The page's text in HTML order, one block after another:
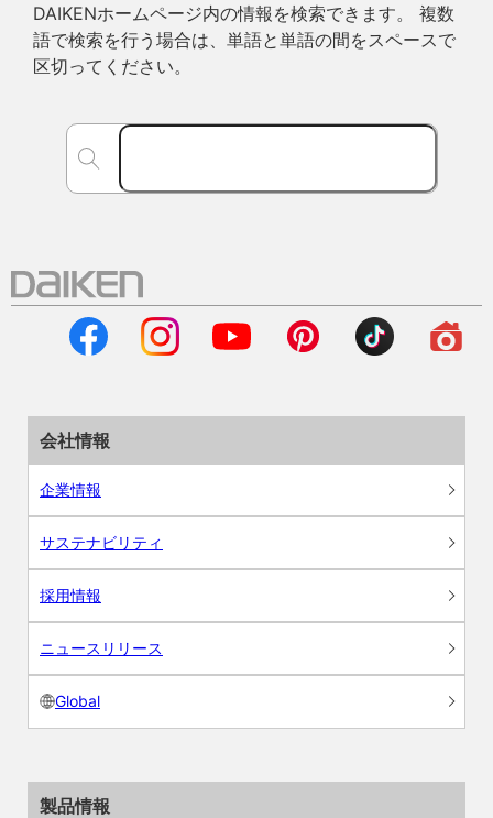
DAIKENホームページ内の情報を検索できます。 複数
語で検索を行う場合は、単語と単語の間をスペースで
区切ってください。
会社情報
企業情報
サステナビリティ
採用情報
ニュースリリース
Global
製品情報